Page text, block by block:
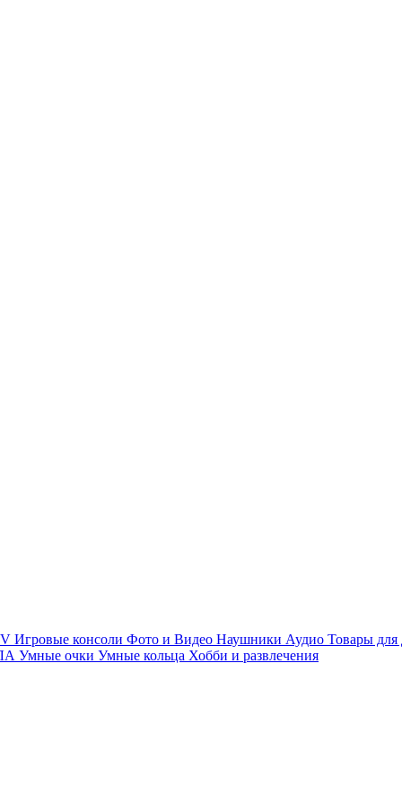
Игровые консоли Фото и Видео Наушники Аудио Товары для
Умные очки Умные кольца Хобби и развлечения